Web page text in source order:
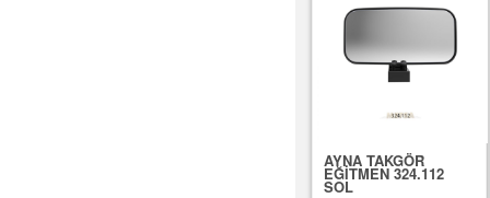
AYNA TAKGÖR
EĞİTMEN 324.112
SOL